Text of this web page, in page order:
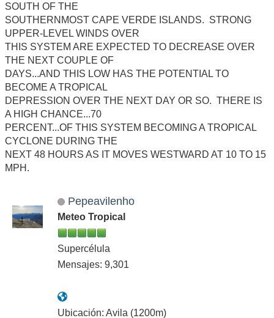
SOUTH OF THE
SOUTHERNMOST CAPE VERDE ISLANDS. STRONG
UPPER-LEVEL WINDS OVER
THIS SYSTEM ARE EXPECTED TO DECREASE OVER
THE NEXT COUPLE OF
DAYS...AND THIS LOW HAS THE POTENTIAL TO
BECOME A TROPICAL
DEPRESSION OVER THE NEXT DAY OR SO. THERE IS
A HIGH CHANCE...70
PERCENT...OF THIS SYSTEM BECOMING A TROPICAL
CYCLONE DURING THE
NEXT 48 HOURS AS IT MOVES WESTWARD AT 10 TO 15
MPH.
Pepeavilenho
Meteo Tropical
Supercélula
Mensajes: 9,301
Ubicación: Avila (1200m)